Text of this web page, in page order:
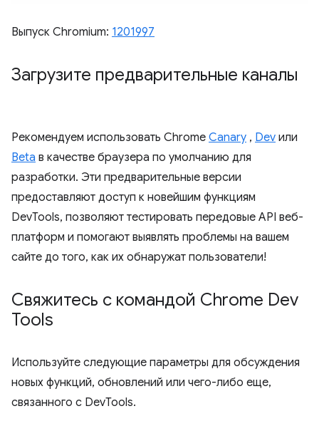
Выпуск Chromium: 1201997
Загрузите предварительные каналы
Рекомендуем использовать Chrome Canary , Dev или
Beta в качестве браузера по умолчанию для
разработки. Эти предварительные версии
предоставляют доступ к новейшим функциям
DevTools, позволяют тестировать передовые API веб-
платформ и помогают выявлять проблемы на вашем
сайте до того, как их обнаружат пользователи!
Свяжитесь с командой Chrome Dev
Tools
Используйте следующие параметры для обсуждения
новых функций, обновлений или чего-либо еще,
связанного с DevTools.